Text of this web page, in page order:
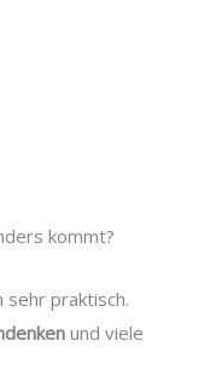
kommt?
praktisch.
und viele